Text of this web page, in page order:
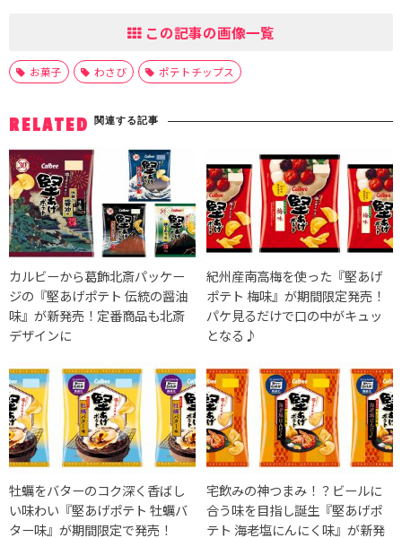
この記事の画像一覧
お菓子 わさび ポテトチップス
RELATED 関連する記事
カルビーから葛飾北斎パッケー
ジの『堅あげポテト 伝統の醤油
味』が新発売！定番商品も北斎
デザインに
紀州産南高梅を使った『堅あげ
ポテト 梅味』が期間限定発売！
パケ見るだけで口の中がキュッ
となる♪
牡蠣をバターのコク深く香ばし
い味わい『堅あげポテト 牡蠣バ
ター味』が期間限定で発売！
宅飲みの神つまみ！？ビールに
合う味を目指し誕生『堅あげポ
テト 海老塩にんにく味』が新発